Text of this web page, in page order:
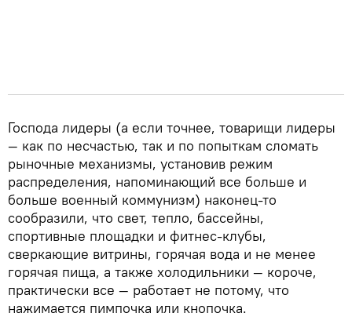
Господа лидеры (а если точнее, товарищи лидеры
— как по несчастью, так и по попыткам сломать
рыночные механизмы, установив режим
распределения, напоминающий все больше и
больше военный коммунизм) наконец-то
сообразили, что свет, тепло, бассейны,
спортивные площадки и фитнес-клубы,
сверкающие витрины, горячая вода и не менее
горячая пища, а также холодильники — короче,
практически все — работает не потому, что
нажимается пимпочка или кнопочка.